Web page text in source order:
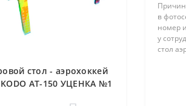
стол - аэрохоккей
KODO AT-150 УЦЕНКА №1
в
номер
у
стол